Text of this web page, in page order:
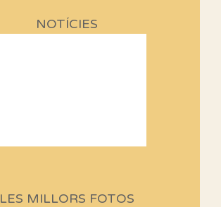
NOTÍCIES
LES MILLORS FOTOS